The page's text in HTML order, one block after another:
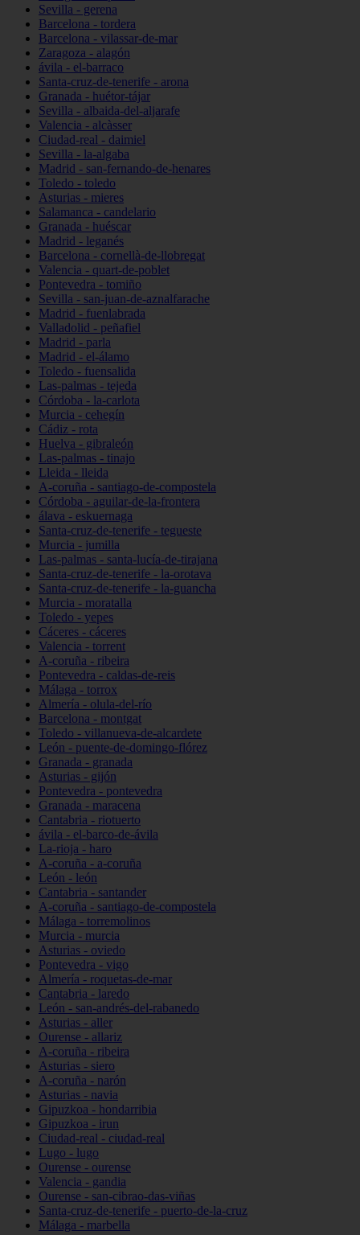
Sevilla - gerena
Barcelona - tordera
Barcelona - vilassar-de-mar
Zaragoza - alagón
ávila - el-barraco
Santa-cruz-de-tenerife - arona
Granada - huétor-tájar
Sevilla - albaida-del-aljarafe
Valencia - alcàsser
Ciudad-real - daimiel
Sevilla - la-algaba
Madrid - san-fernando-de-henares
Toledo - toledo
Asturias - mieres
Salamanca - candelario
Granada - huéscar
Madrid - leganés
Barcelona - cornellà-de-llobregat
Valencia - quart-de-poblet
Pontevedra - tomiño
Sevilla - san-juan-de-aznalfarache
Madrid - fuenlabrada
Valladolid - peñafiel
Madrid - parla
Madrid - el-álamo
Toledo - fuensalida
Las-palmas - tejeda
Córdoba - la-carlota
Murcia - cehegín
Cádiz - rota
Huelva - gibraleón
Las-palmas - tinajo
Lleida - lleida
A-coruña - santiago-de-compostela
Córdoba - aguilar-de-la-frontera
álava - eskuernaga
Santa-cruz-de-tenerife - tegueste
Murcia - jumilla
Las-palmas - santa-lucía-de-tirajana
Santa-cruz-de-tenerife - la-orotava
Santa-cruz-de-tenerife - la-guancha
Murcia - moratalla
Toledo - yepes
Cáceres - cáceres
Valencia - torrent
A-coruña - ribeira
Pontevedra - caldas-de-reis
Málaga - torrox
Almería - olula-del-río
Barcelona - montgat
Toledo - villanueva-de-alcardete
León - puente-de-domingo-flórez
Granada - granada
Asturias - gijón
Pontevedra - pontevedra
Granada - maracena
Cantabria - riotuerto
ávila - el-barco-de-ávila
La-rioja - haro
A-coruña - a-coruña
León - león
Cantabria - santander
A-coruña - santiago-de-compostela
Málaga - torremolinos
Murcia - murcia
Asturias - oviedo
Pontevedra - vigo
Almería - roquetas-de-mar
Cantabria - laredo
León - san-andrés-del-rabanedo
Asturias - aller
Ourense - allariz
A-coruña - ribeira
Asturias - siero
A-coruña - narón
Asturias - navia
Gipuzkoa - hondarribia
Gipuzkoa - irun
Ciudad-real - ciudad-real
Lugo - lugo
Ourense - ourense
Valencia - gandia
Ourense - san-cibrao-das-viñas
Santa-cruz-de-tenerife - puerto-de-la-cruz
Málaga - marbella